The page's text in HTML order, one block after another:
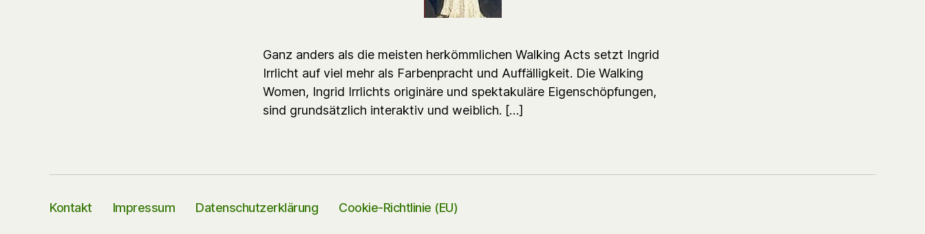
Ganz anders als die meisten herkömmlichen Walking Acts setzt Ingrid
Irrlicht auf viel mehr als Farbenpracht und Auffälligkeit. Die Walking
Women, Ingrid Irrlichts originäre und spektakuläre Eigenschöpfungen,
sind grundsätzlich interaktiv und weiblich. […]
Kontakt Impressum Datenschutzerklärung Cookie-Richtlinie (EU)